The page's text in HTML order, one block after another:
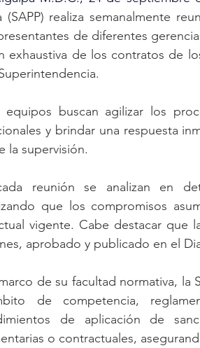
(SAPP) realiza semanalmente
de diferentes
exhaustiva de los contratos de
y brindar una respuesta
la supervisión.
que los compromisos
vigente. Cabe destacar que
aprobado y publicado en el
de competencia,
de aplicación de
o contractuales,